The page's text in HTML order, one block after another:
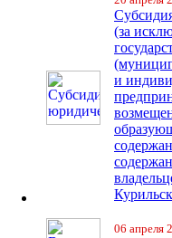
(за
и
06 апреля